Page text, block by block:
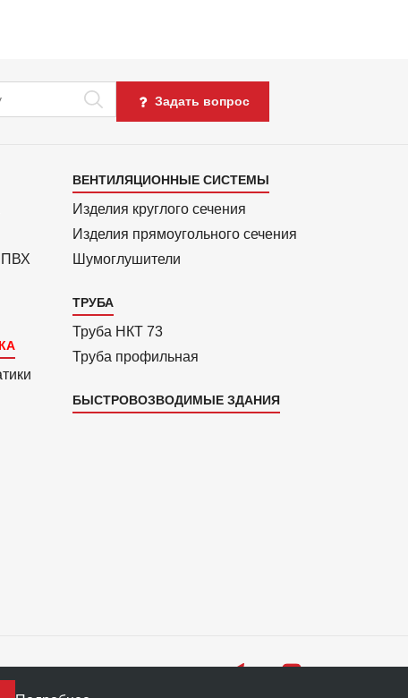
Задать вопрос
ПВХ
Каталог
4
ВЕНТИЛЯЦИОННЫЕ СИСТЕМЫ
Изделия круглого сечения
Изделия прямоуголь­ного сечения
Шумоглушители
ТРУБА
Труба НКТ 73
Труба профильная
БЫСТРОВОЗВОДИМЫЕ ЗДАНИЯ